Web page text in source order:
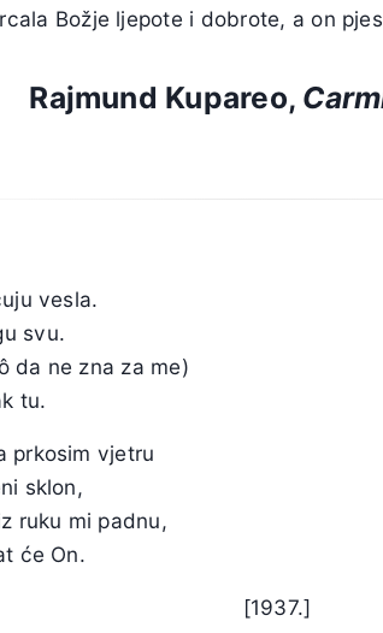
Božje ljepote i dobrote, a on
Rajmund Kupareo,
vesla.
svu.
da ne zna za me)
tu.
prkosim vjetru
sklon,
ruku mi padnu,
će On.
[1937.]